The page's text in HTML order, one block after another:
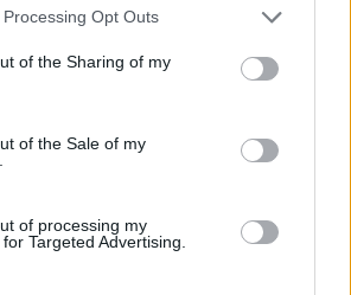
website/app uses one or more Google
or usage behaviour. You may click to
to Google and its third-party tags to
specified purposes in below Google
Opt Outs
of the Sharing of my
of the Sale of my
of processing my
Targeted Advertising.